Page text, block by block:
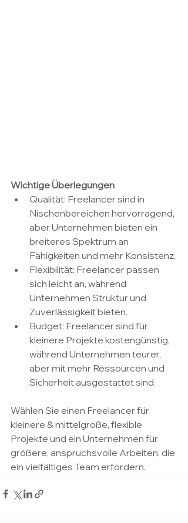
Wichtige Überlegungen
Qualität: Freelancer sind in
Nischenbereichen hervorragend,
aber Unternehmen bieten ein
breiteres Spektrum an
Fähigkeiten und mehr Konsistenz.
Flexibilität: Freelancer passen
sich leicht an, während
Unternehmen Struktur und
Zuverlässigkeit bieten.
Budget: Freelancer sind für
kleinere Projekte kostengünstig,
während Unternehmen teurer,
aber mit mehr Ressourcen und
Sicherheit ausgestattet sind.
Wählen Sie einen Freelancer für
kleinere & mittelgroße, flexible
Projekte und ein Unternehmen für
größere, anspruchsvolle Arbeiten, die
ein vielfältiges Team erfordern.